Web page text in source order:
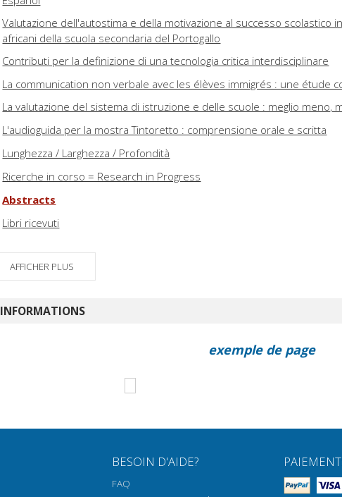
Valutazione dell'autostima e della motivazione al successo scolastico
africani della scuola secondaria del Portogallo
Contributi per la definizione di una tecnologia critica interdisciplinare
La communication non verbale avec les élèves immigrés : une étude
La valutazione del sistema di istruzione e delle scuole : meglio meno,
L'audioguida per la mostra Tintoretto : comprensione orale e scritta
Lunghezza / Larghezza / Profondità
Ricerche in corso = Research in Progress
Abstracts
Libri ricevuti
AFFICHER PLUS
INFORMATIONS
exemple de page
BESOIN D'AIDE?
FAQ